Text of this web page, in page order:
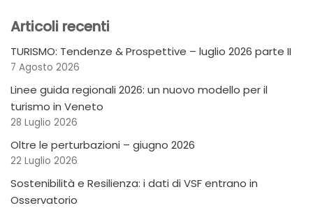
Articoli recenti
TURISMO: Tendenze & Prospettive – luglio 2026 parte II
7 Agosto 2026
Linee guida regionali 2026: un nuovo modello per il
turismo in Veneto
28 Luglio 2026
Oltre le perturbazioni – giugno 2026
22 Luglio 2026
Sostenibilità e Resilienza: i dati di VSF entrano in
Osservatorio